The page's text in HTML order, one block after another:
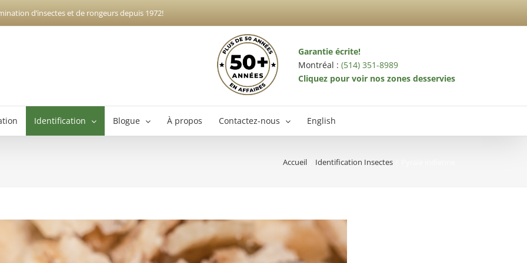
d’insectes et de rongeurs depuis 1972!
Garantie écrite!
Montréal : (514) 351-8989
Cliquez pour voir nos zones desservies
Identification Blogue À propos Contactez-nous
Exterminateur Varennes
Exterminateur Laval
English
Accueil Identification Insectes